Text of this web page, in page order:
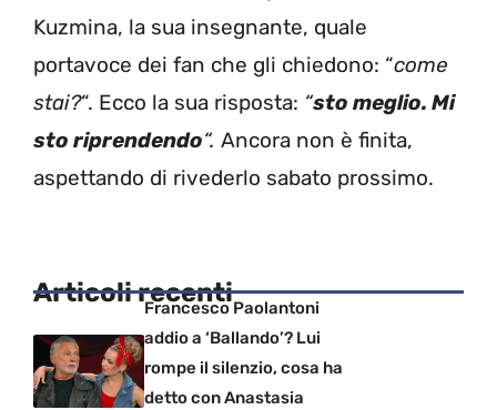
Kuzmina, la sua insegnante, quale
portavoce dei fan che gli chiedono: “come
stai?“. Ecco la sua risposta: “sto meglio. Mi
sto riprendendo“. Ancora non è finita,
aspettando di rivederlo sabato prossimo.
Articoli recentiFrancesco Paolantoni
addio a ‘Ballando’? Lui
rompe il silenzio, cosa ha
detto con Anastasia